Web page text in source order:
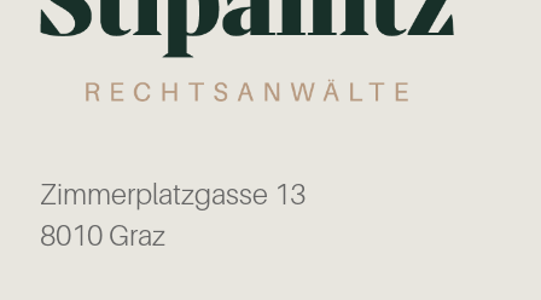
Zimmerplatzgasse 13
8010 Graz